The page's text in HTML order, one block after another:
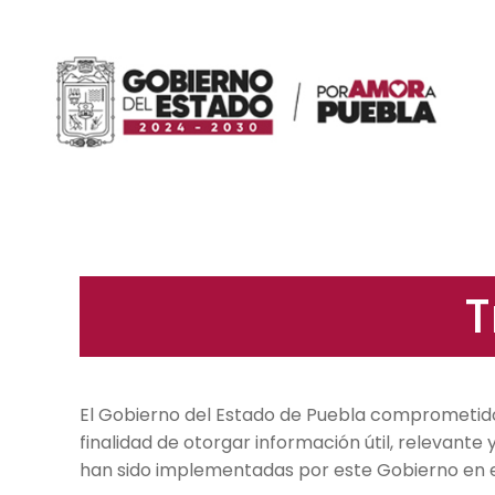
El Gobierno del Estado de Puebla
finalidad de otorgar información útil, relevante
han sido implementadas por este Gobierno en